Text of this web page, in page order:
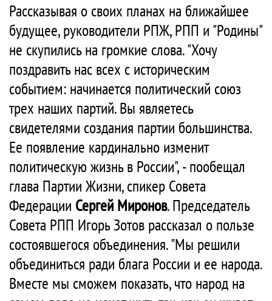
Рассказывая о своих планах на ближайшее
будущее, руководители РПЖ, РПП и "Родины"
не скупились на громкие слова. "Хочу
поздравить нас всех с историческим
событием: начинается политический союз
трех наших партий. Вы являетесь
свидетелями создания партии большинства.
Ее появление кардинально изменит
политическую жизнь в России", - пообещал
глава Партии Жизни, спикер Совета
Федерации Сергей Миронов. Председатель
Совета РПП Игорь Зотов рассказал о пользе
состоявшегося объединения. "Мы решили
объединиться ради блага России и ее народа.
Вместе мы сможем показать, что народ на